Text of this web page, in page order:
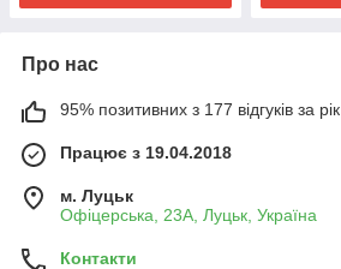
Про нас
95% позитивних з 177 відгуків за рік
Працює з 19.04.2018
м. Луцьк
Офіцерська, 23А, Луцьк, Україна
Контакти